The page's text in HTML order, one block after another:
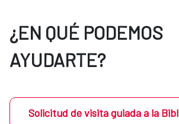
¿EN QUÉ PODEMOS
AYUDARTE?
Solicitud de visita guiada a la